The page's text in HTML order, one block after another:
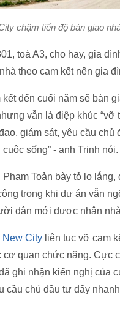
chậm tiến độ bàn giao
toà A3, cho hay, gia
theo cam kết nên gia
đến cuối năm sẽ bàn
vẫn là điệp khúc “vỡ
giám sát, yêu cầu chủ
sống” - anh Trịnh nói.
Toản bày tỏ lo
trong khi dự án vẫn
dân mới được nhận
New City liên tục vỡ cam
quan chức năng. Cực
ghi nhận kiến nghị của
cầu chủ đầu tư đẩy